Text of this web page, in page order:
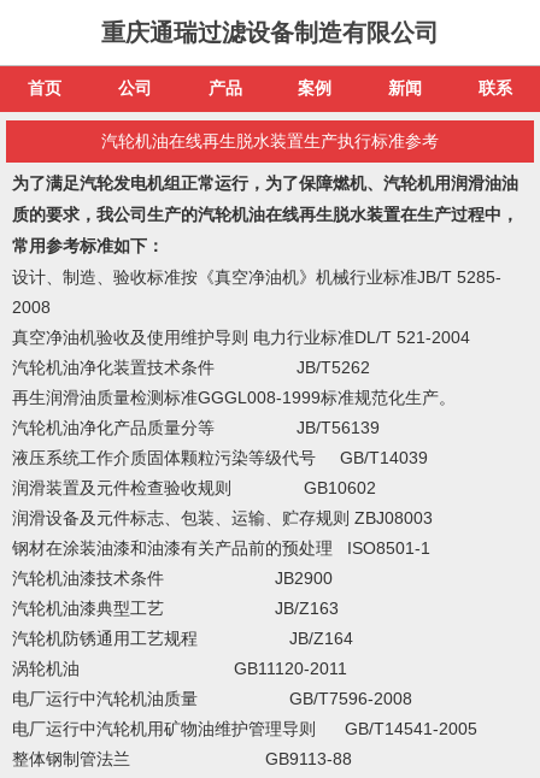
重庆通瑞过滤设备制造有限公司
首页 公司 产品 案例 新闻 联系
汽轮机油在线再生脱水装置生产执行标准参考
为了满足汽轮发电机组正常运行，为了保障燃机、汽轮机用润滑油油
质的要求，我公司生产的汽轮机油在线再生脱水装置在生产过程中，
常用参考标准如下：
设计、制造、验收标准按《真空净油机》机械行业标准JB/T 5285-
2008
真空净油机验收及使用维护导则 电力行业标准DL/T 521-2004
汽轮机油净化装置技术条件 JB/T5262
再生润滑油质量检测标准GGGL008-1999标准规范化生产。
汽轮机油净化产品质量分等 JB/T56139
液压系统工作介质固体颗粒污染等级代号 GB/T14039
润滑装置及元件检查验收规则 GB10602
润滑设备及元件标志、包装、运输、贮存规则 ZBJ08003
钢材在涂装油漆和油漆有关产品前的预处理 ISO8501-1
汽轮机油漆技术条件 JB2900
汽轮机油漆典型工艺 JB/Z163
汽轮机防锈通用工艺规程 JB/Z164
涡轮机油 GB11120-2011
电厂运行中汽轮机油质量 GB/T7596-2008
电厂运行中汽轮机用矿物油维护管理导则 GB/T14541-2005
整体钢制管法兰 GB9113-88